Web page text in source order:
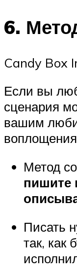
6.
Candy Box
Если вы
сценария
вашим
Метод
пишите
Писать
так, как